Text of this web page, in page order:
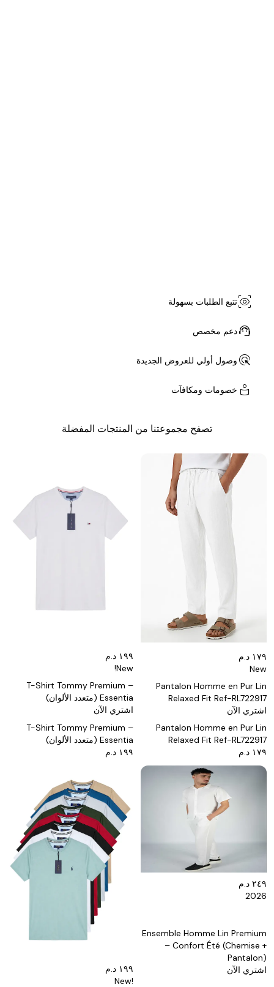
eye_trackingتتبع الطلبات بسهولة
Support_Agentدعم مخصص
ads_click وصول أولي للعروض الجديدة
for_you خصومات ومكافآت
تصفح مجموعتنا من المنتجات المفضلة
١٧٩ د.م
New
Pantalon Homme en Pur Lin
Relaxed Fit Ref-RL722917
اشتري الآن
Pantalon Homme en Pur Lin
Relaxed Fit Ref-RL722917
١٧٩ د.م
١٩٩ د.م
New!
T-Shirt Tommy Premium –
Essentia (متعدد الألوان)
اشتري الآن
T-Shirt Tommy Premium –
Essentia (متعدد الألوان)
١٩٩ د.م
٢٤٩ د.م
2026
Ensemble Homme Lin Premium
– Confort Été (Chemise +
Pantalon)
اشتري الآن
١٩٩ د.م
!New